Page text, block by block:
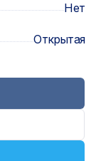
Нет
Открытая